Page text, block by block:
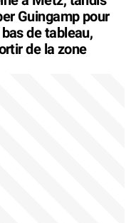
Guingamp pour
de tableau,
de la zone